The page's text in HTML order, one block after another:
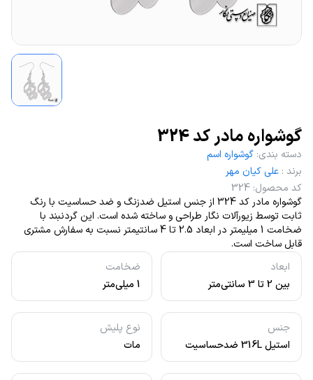
گوشواره مادر کد 324
ابعاد
بین 2 تا 3 سانتی‌متر
ضخامت
1 میلی‌متر
جنس
استیل 316L ضدحساسیت
نوع پلیش
مات
دسته بندی: گوشواره اسم
برند : علی کیان مهر
کد محصول:
324
گوشواره مادر کد 324 از جنس استیل ضدزنگ و ضد حساسیت با رنگ
ثابت توسط زیورآلات نگار طراحی و ساخته شده است. این گردنبند با
ضخامت 1 میلیمتر در ابعاد 2.5 تا 4 سانتیمتر نسبت به سفارش مشتری
قابل ساخت است.